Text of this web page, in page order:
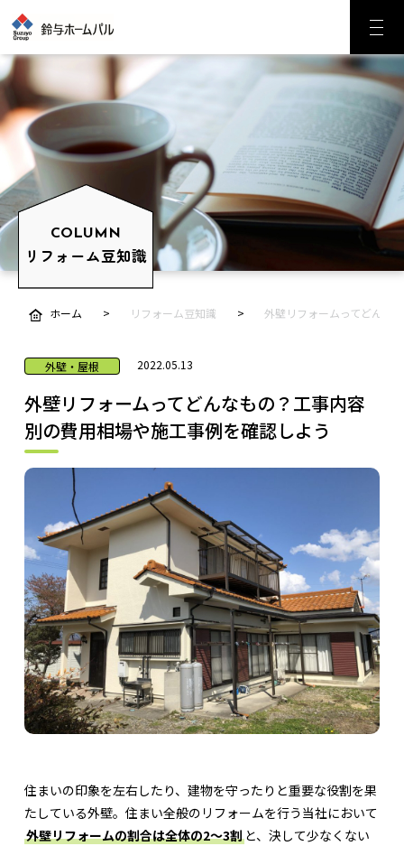
COLUMN
リフォーム豆知識
ホーム リフォーム豆知識 外壁リフォームってどんな
外壁・屋根 2022.05.13
外壁リフォームってどんなもの？工事内容
別の費用相場や施工事例を確認しよう
住まいの印象を左右したり、建物を守ったりと重要な役割を果
たしている外壁。住まい全般のリフォームを行う当社において
外壁リフォームの割合は全体の2〜3割と、決して少なくない